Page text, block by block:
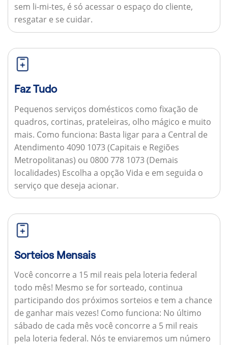
sem li-mi-tes, é só acessar o espaço do cliente,
resgatar e se cuidar.
Faz Tudo
Pequenos serviços domésticos como fixação de
quadros, cortinas, prateleiras, olho mágico e muito
mais. Como funciona: Basta ligar para a Central de
Atendimento 4090 1073 (Capitais e Regiões
Metropolitanas) ou 0800 778 1073 (Demais
localidades) Escolha a opção Vida e em seguida o
serviço que deseja acionar.
Sorteios Mensais
Você concorre a 15 mil reais pela loteria federal
todo mês! Mesmo se for sorteado, continua
participando dos próximos sorteios e tem a chance
de ganhar mais vezes! Como funciona: No último
sábado de cada mês você concorre a 5 mil reais
pela loteria federal. Nós te enviaremos um número